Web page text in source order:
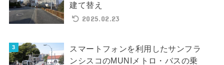
建て替え
2025.02.23
スマートフォンを利用したサンフラ
ンシスコのMUNIメトロ・バスの乗